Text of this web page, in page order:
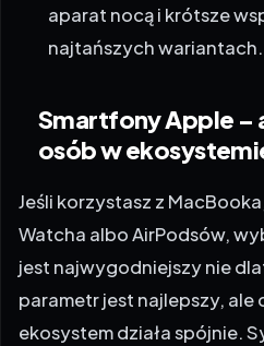
aparat nocą i krótsze
najtańszych wariantach.
Smartfony Apple –
osób w
Jeśli korzystasz z
Watcha albo AirPodsów,
jest najwygodniejszy nie
parametr jest najlepszy, ale
ekosystem działa spójnie.